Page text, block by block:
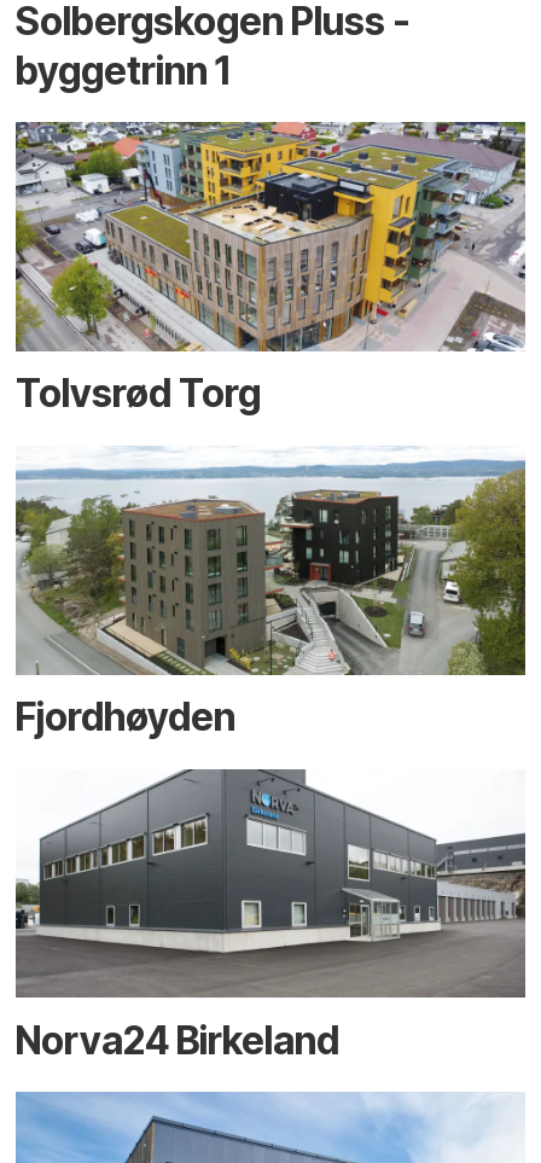
Solbergskogen Pluss -
byggetrinn 1
Tolvsrød Torg
Fjordhøyden
Norva24 Birkeland